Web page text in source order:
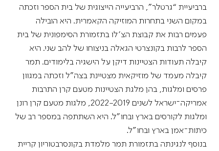
ברביעיית “גרטלר”, הרביעייה הייצוגית של בית הספר וזכתה
במקום השני בתחרות המוזיקה הקאמרית. היא הובילה
פעמים רבות את קבוצת הצ׳לו בתזמורת הסימפונית של בית
הספר לרבות בקונצרטי הגאלה בניצוחו של להב שני. היא
קיבלה תעודות הצטיינות דיקן על הישגיה בלימודים. תמר
קיבלה מעמד של מוזיקאית מצטיינת בצה”ל וזכתה במגוון
פרסים ומלגות, בהן מלגת הצטיינות מטעם קרן התרבות
אמריקה־ישראל לשנים 2022-2019, מלגות מטעם קרן רונן
ומלגות לקורסים בארץ ובחו”ל. היא השתתפה במספר רב של
כיתות־אמן בארץ ובחו”ל.
בנוסף לנגינתה בתזמורת תמר מלמדת בקונסרבטוריון קריית